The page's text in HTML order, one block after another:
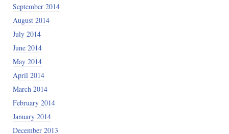
September 2014
August 2014
July 2014
June 2014
May 2014
April 2014
March 2014
February 2014
January 2014
December 2013